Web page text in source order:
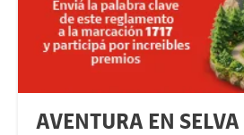
AVENTURA EN